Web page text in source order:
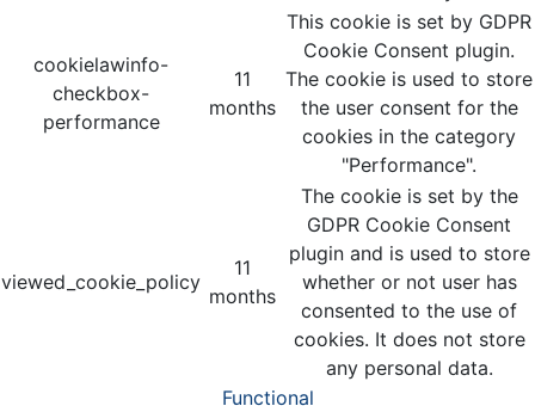
cookielawinfo-
checkbox-
performance
11
months
This cookie is set by GDPR
Cookie Consent plugin.
The cookie is used to store
the user consent for the
cookies in the category
"Performance".
viewed_cookie_policy
11
months
The cookie is set by the
GDPR Cookie Consent
plugin and is used to store
whether or not user has
consented to the use of
cookies. It does not store
any personal data.
Functional